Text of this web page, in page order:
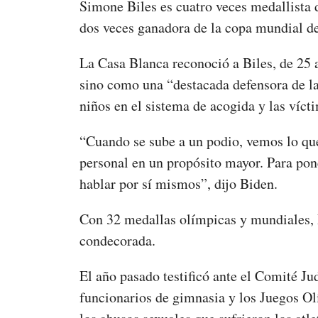
Simone Biles es cuatro veces
dos veces ganadora de la copa mundial
La Casa Blanca reconoció a Biles, de
sino como una “destacada defensora
niños en el sistema de acogida y las
“Cuando se sube a un podio, vemos lo
personal en un propósito mayor. Para
hablar por sí mismos”, dijo Biden.
Con 32 medallas olímpicas y
condecorada.
El año pasado testificó ante el Comité
funcionarios de gimnasia y los Juegos